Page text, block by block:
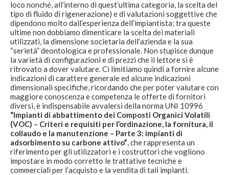
loco nonché, all’interno di quest’ultima categoria, la scelta del
tipo di fluido di rigenerazione) e di valutazioni soggettive che
dipendono molto dall’esperienza dell’impiantista; tra queste
ultime non dobbiamo dimenticare la scelta dei materiali
utilizzati, la dimensione societaria dell’azienda e la sua
“serietà” deontologica e professionale. Non stupisce dunque
la varietà di configurazioni e di prezzi che il lettore si è
ritrovato a dover valutare. Ci limitiamo quindi a fornire alcune
indicazioni di carattere generale ed alcune indicazioni
dimensionali specifiche, ricordando che per poter valutare con
maggiore conoscenza e competenza le offerte di fornitori
diversi, è indispensabile avvalersi della norma UNI 10996
“Impianti di abbattimento dei Composti Organici Volatili
(VOC) – Criteri e requisiti per l’ordinazione, la fornitura, il
collaudo e la manutenzione – Parte 3: impianti di
adsorbimento su carbone attivo”, che rappresenta un
riferimento per gli utilizzatori e i costruttori che vogliono
impostare in modo corretto le trattative tecniche e
commerciali per l’acquisto e la vendita di tali impianti.